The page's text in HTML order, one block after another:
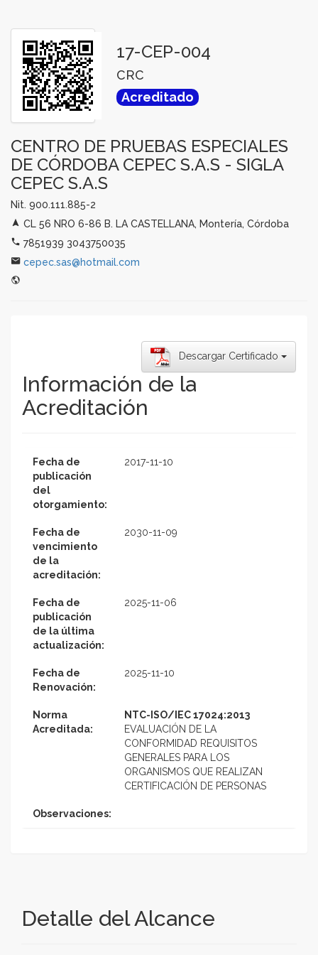
17-CEP-004
CRC
Acreditado
CENTRO DE PRUEBAS ESPECIALES
DE CÓRDOBA CEPEC S.A.S - SIGLA
CEPEC S.A.S
Nit. 900.111.885-2
CL 56 NRO 6-86 B. LA CASTELLANA, Montería, Córdoba
7851939 3043750035
cepec.sas@hotmail.com
Descargar Certificado
Información de la
Acreditación
Fecha de
publicación
del
otorgamiento:
2017-11-10
Fecha de
vencimiento
de la
acreditación:
2030-11-09
Fecha de
publicación
de la última
actualización:
2025-11-06
Fecha de
Renovación:
2025-11-10
Norma
Acreditada:
NTC-ISO/IEC 17024:2013
EVALUACIÓN DE LA
CONFORMIDAD REQUISITOS
GENERALES PARA LOS
ORGANISMOS QUE REALIZAN
CERTIFICACIÓN DE PERSONAS
Observaciones:
Detalle del Alcance